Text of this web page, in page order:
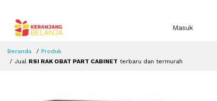
Masuk
Beranda
Produk
Jual RSI RAK OBAT PART CABINET terbaru dan termurah